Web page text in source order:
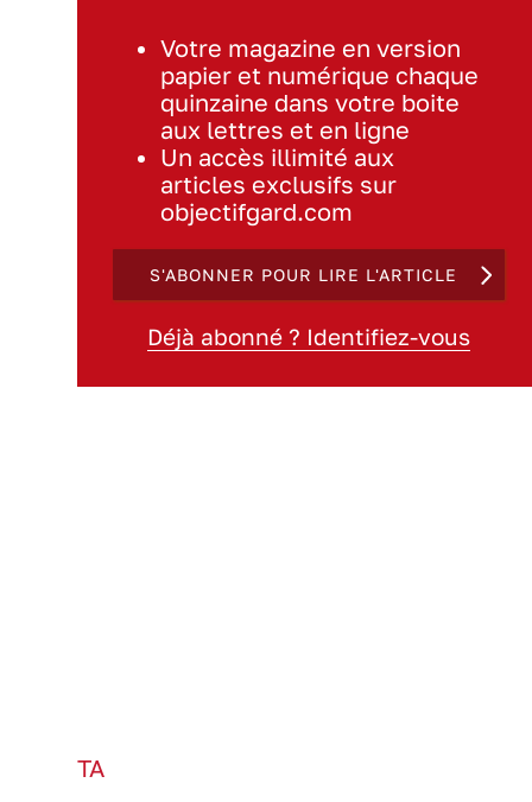
Votre magazine en version
papier et numérique chaque
quinzaine dans votre boite
aux lettres et en ligne
Un accès illimité aux
articles exclusifs sur
objectifgard.com
S'ABONNER POUR LIRE L'ARTICLE
Déjà abonné ? Identifiez-vous
TA